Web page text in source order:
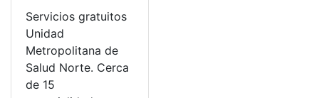
Servicios gratuitos
Unidad
Metropolitana de
Salud Norte. Cerca
de 15